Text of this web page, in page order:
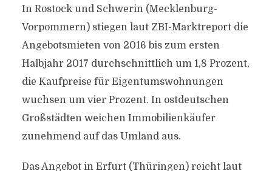
In Rostock und Schwerin (Mecklenburg-
Vorpommern) stiegen laut ZBI-Marktreport die
Angebotsmieten von 2016 bis zum ersten
Halbjahr 2017 durchschnittlich um 1,8 Prozent,
die Kaufpreise für Eigentumswohnungen
wuchsen um vier Prozent. In ostdeutschen
Großstädten weichen Immobilienkäufer
zunehmend auf das Umland aus.
Das Angebot in Erfurt (Thüringen) reicht laut